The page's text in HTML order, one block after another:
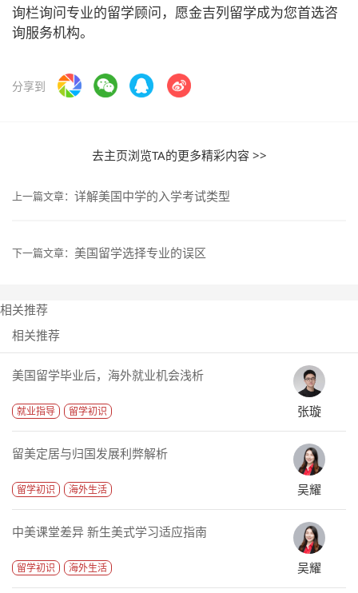
询栏询问专业的留学顾问，愿金吉列留学成为您首选咨
询服务机构。
分享到
去主页浏览TA的更多精彩内容 >>
上一篇文章： 详解美国中学的入学考试类型
下一篇文章： 美国留学选择专业的误区
相关推荐
相关推荐
美国留学毕业后，海外就业机会浅析
就业指导 留学初识 张璇
留美定居与归国发展利弊解析
留学初识 海外生活 吴耀
中美课堂差异 新生美式学习适应指南
留学初识 海外生活 吴耀